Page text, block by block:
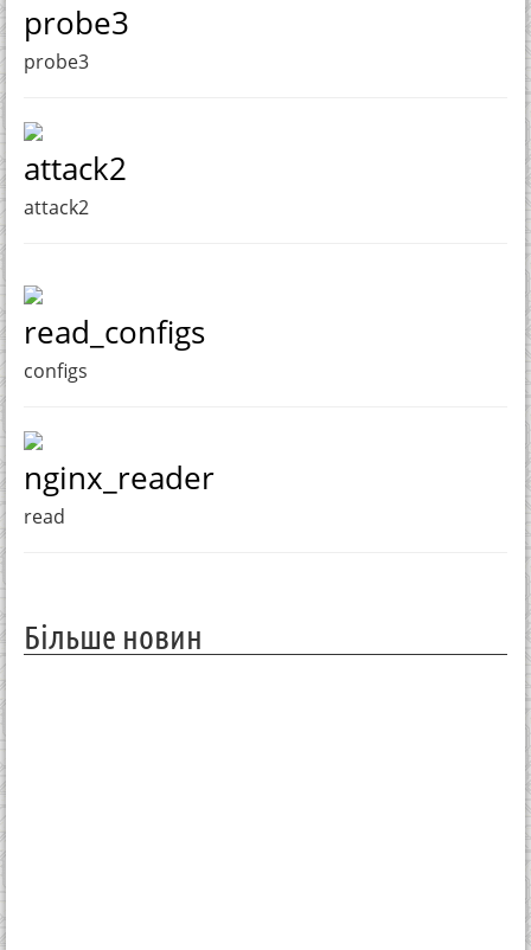
probe3
probe3
attack2
attack2
read_configs
configs
nginx_reader
read
Більше новин